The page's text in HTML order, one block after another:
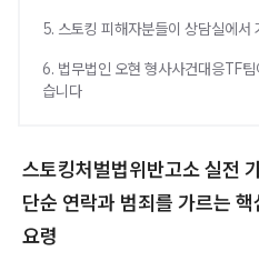
5. 스토킹 피해자분들이 상담실에서
6. 법무법인 오현 형사사건대응TF
습니다
스토킹처벌법위반고소 실전
단순 연락과 범죄를 가르는
요령